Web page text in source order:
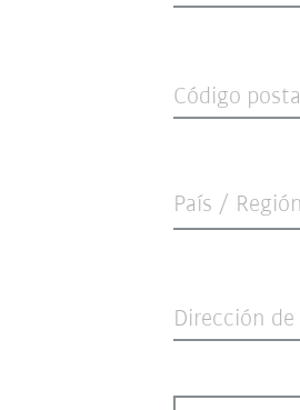
Código
País /
Dirección